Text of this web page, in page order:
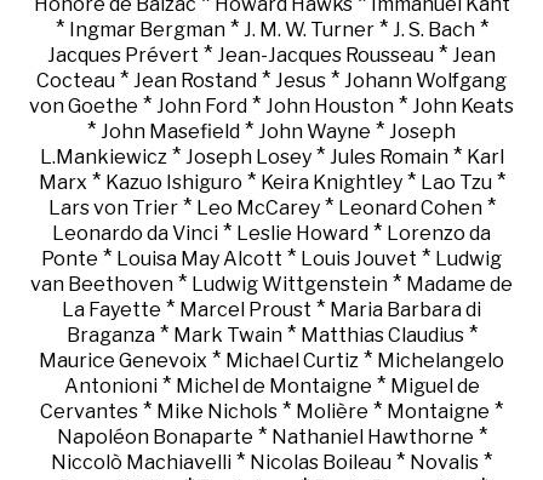
Honoré de Balzac Howard Hawks Immanuel Kant
* Ingmar Bergman* J. M. W. Turner* J. S. Bach*
Jacques Prévert * Jean-Jacques Rousseau * Jean
Cocteau * Jean Rostand * Jesus * Johann Wolfgang
von Goethe * John Ford * John Houston * John Keats
* John Masefield * John Wayne * Joseph
L.Mankiewicz* Joseph Losey* Jules Romain* Karl
Marx * Kazuo Ishiguro * Keira Knightley* Lao Tzu*
Lars von Trier* Leo McCarey* Leonard Cohen*
Leonardo da Vinci * Leslie Howard * Lorenzo da
Ponte * Louisa May Alcott * Louis Jouvet * Ludwig
van Beethoven * Ludwig Wittgenstein * Madame de
La Fayette * Marcel Proust * Maria Barbara di
Braganza* Mark Twain* Matthias Claudius*
Maurice Genevoix * Michael Curtiz * Michelangelo
Antonioni* Michel de Montaigne * Miguel de
Cervantes * Mike Nichols * Molière * Montaigne *
Napoléon Bonaparte * Nathaniel Hawthorne *
Niccolò Machiavelli * Nicolas Boileau * Novalis *